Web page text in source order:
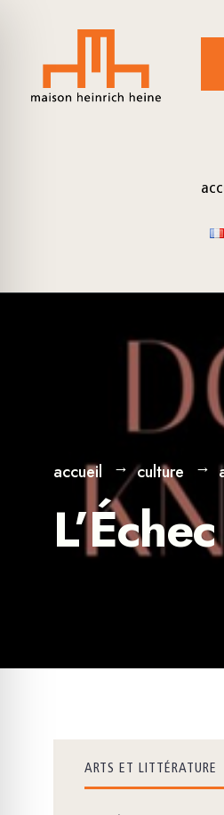
content
accueil culture
ARTS ET LITTÉRATURE